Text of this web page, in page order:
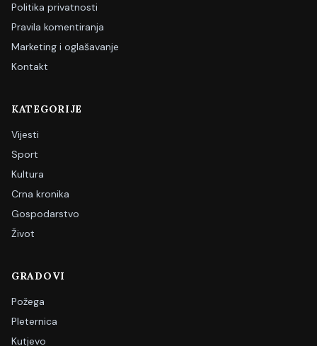
Politika privatnosti
Pravila komentiranja
Marketing i oglašavanje
Kontakt
KATEGORIJE
Vijesti
Sport
Kultura
Crna kronika
Gospodarstvo
Život
GRADOVI
Požega
Pleternica
Kutjevo